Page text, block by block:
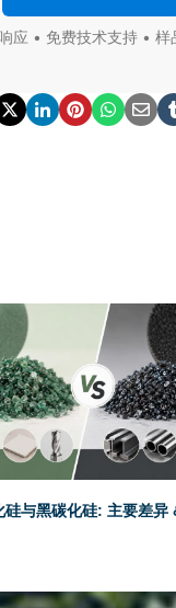
应 • 免费技术支持 • 样
硅与黑碳化硅: 主要差异